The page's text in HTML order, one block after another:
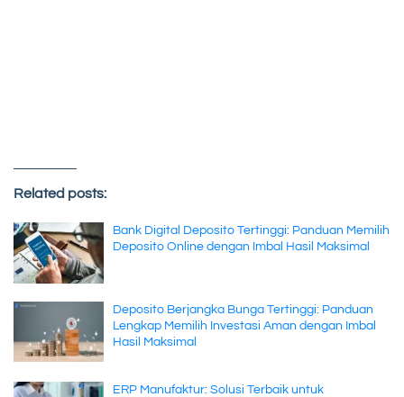
Related posts:
Bank Digital Deposito Tertinggi: Panduan Memilih
Deposito Online dengan Imbal Hasil Maksimal
Deposito Berjangka Bunga Tertinggi: Panduan
Lengkap Memilih Investasi Aman dengan Imbal
Hasil Maksimal
ERP Manufaktur: Solusi Terbaik untuk